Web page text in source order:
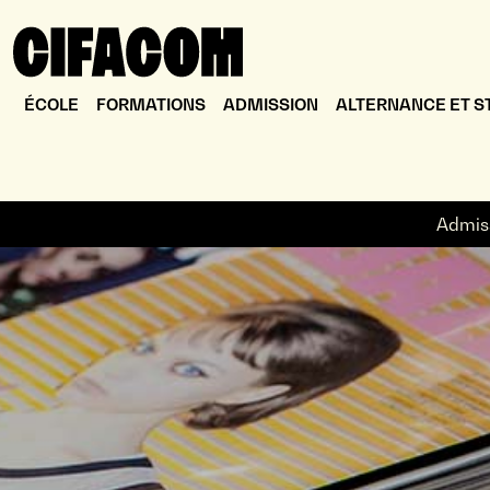
ÉCOLE FORMATIONS ADMISSION ALTERNANCE ET